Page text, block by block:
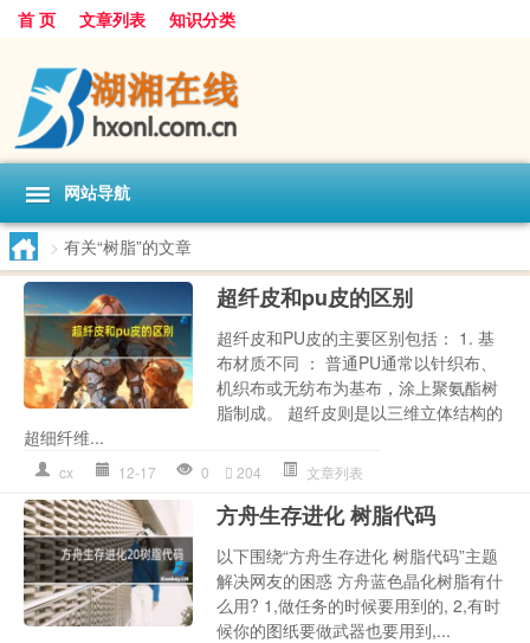
首 页 文章列表 知识分类
网站导航
> 有关“树脂”的文章
超纤皮和pu皮的区别
超纤皮和PU皮的主要区别包括： 1. 基
布材质不同 ： 普通PU通常以针织布、
机织布或无纺布为基布，涂上聚氨酯树
脂制成。 超纤皮则是以三维立体结构的
超细纤维...
cx 12-17 0 204 文章列表
方舟生存进化 树脂代码
以下围绕“方舟生存进化 树脂代码”主题
解决网友的困惑 方舟蓝色晶化树脂有什
么用? 1,做任务的时候要用到的, 2,有时
候你的图纸要做武器也要用到,...